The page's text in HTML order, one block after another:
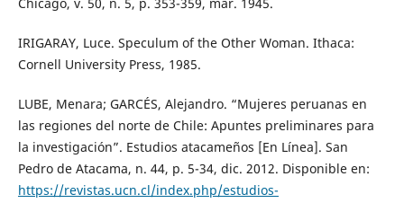
IRIGARAY, Luce. Speculum of the Other Woman. Ithaca:
Cornell University Press, 1985.
LUBE, Menara; GARCÉS, Alejandro. “Mujeres peruanas en
las regiones del norte de Chile: Apuntes preliminares para
la investigación”. Estudios atacameños [En Línea]. San
Pedro de Atacama, n. 44, p. 5-34, dic. 2012. Disponible en:
https://revistas.ucn.cl/index.php/estudios-